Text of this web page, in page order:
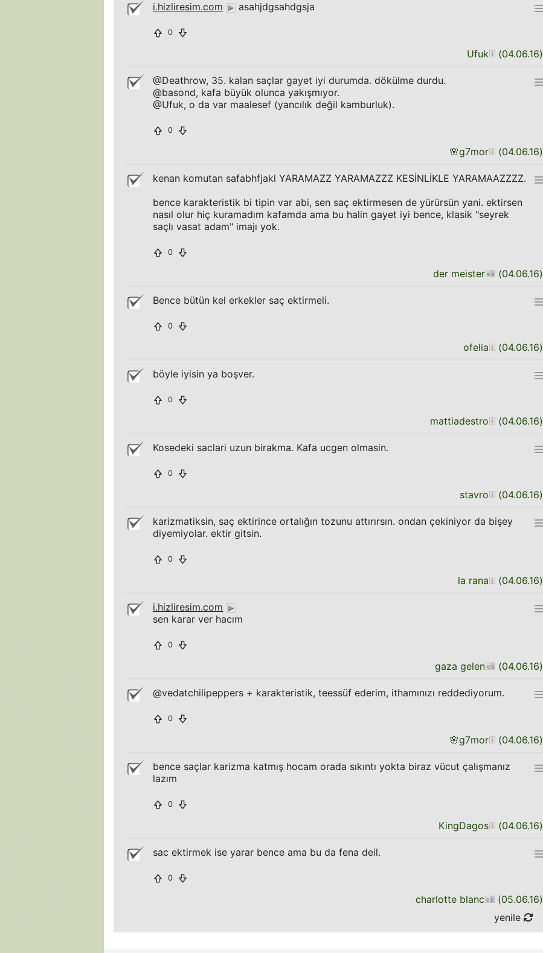
i.hizliresim.com asahjdgsahdgsja
0
Ufuk (04.06.16)
@Deathrow, 35. kalan saçlar gayet iyi durumda. dökülme durdu.
@basond, kafa büyük olunca yakışmıyor.
@Ufuk, o da var maalesef (yancılık değil kamburluk).
0
🌸g7mor (04.06.16)
kenan komutan safabhfjakl YARAMAZZ YARAMAZZZ KESİNLİKLE YARAMAAZZZZ.
bence karakteristik bi tipin var abi, sen saç ektirmesen de yürürsün yani. ektirsen
nasıl olur hiç kuramadım kafamda ama bu halin gayet iyi bence, klasik "seyrek
saçlı vasat adam" imajı yok.
0
der meister (04.06.16)
Bence bütün kel erkekler saç ektirmeli.
0
ofelia (04.06.16)
böyle iyisin ya boşver.
0
mattiadestro (04.06.16)
Kosedeki saclari uzun birakma. Kafa ucgen olmasin.
0
stavro (04.06.16)
karizmatiksin, saç ektirince ortalığın tozunu attırırsın. ondan çekiniyor da bişey
diyemiyolar. ektir gitsin.
0
la rana (04.06.16)
i.hizliresim.com
sen karar ver hacım
0
gaza gelen (04.06.16)
@vedatchilipeppers + karakteristik, teessüf ederim, ithamınızı reddediyorum.
0
🌸g7mor (04.06.16)
bence saçlar karizma katmış hocam orada sıkıntı yokta biraz vücut çalışmanız
lazım
0
KingDagos (04.06.16)
sac ektirmek ise yarar bence ama bu da fena deil.
0
charlotte blanc (05.06.16)
yenile